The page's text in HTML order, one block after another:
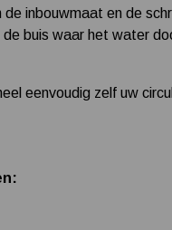
inbouwmaat en de
buis waar het water
eenvoudig zelf uw